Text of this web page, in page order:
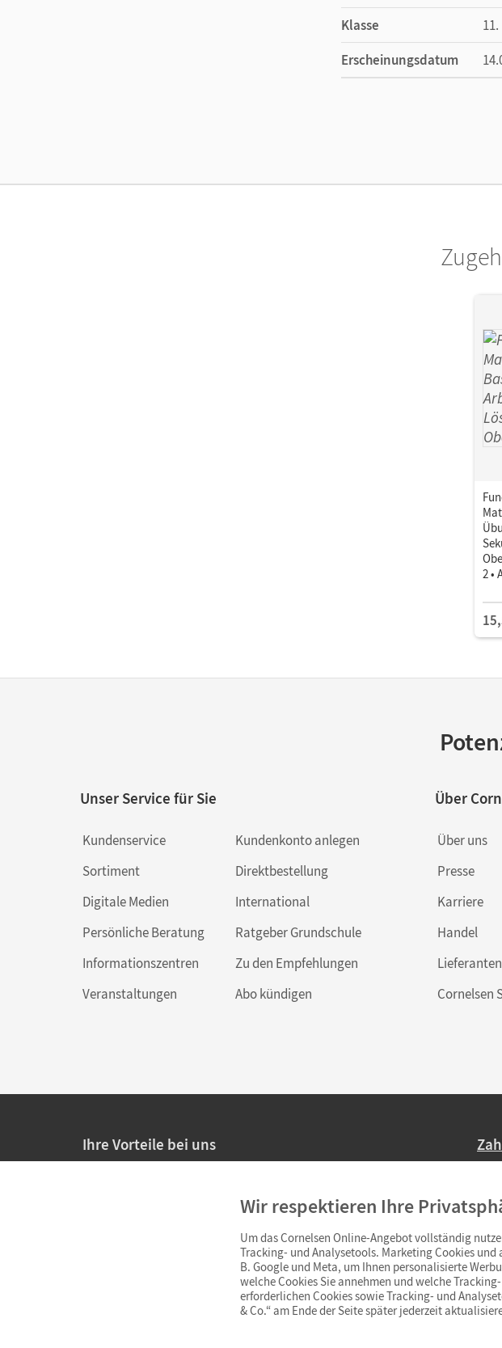
Klasse
Erscheinungsdatum
2 •
Unser Service für Sie
Kundenservice
Sortiment
Digitale Medien
Persönliche Beratung
Informationszentren
Veranstaltungen
Kundenkonto anlegen
Direktbestellung
International
Ratgeber Grundschule
Zu den Empfehlungen
Abo kündigen
Über
Über uns
Presse
Karriere
Handel
Lieferanten
Cornelsen
Ihre Vorteile bei uns
Persönliche Angebote für Lehrkräfte
Sicheres Einkaufen mit SSL-Verschlüsselung
Widerrufsfristvon 4 Wochen
Schnelle und einfache Retourenabwicklung
Ab
Wir respektieren Ihre
Um das Cornelsen Online-Angebot vollständig
Tracking- und Analysetools. Marketing Cookies
B. Google und Meta, um Ihnen personalisierte
welche Cookies Sie annehmen und welche
erforderlichen Cookies sowie Tracking- und
& Co.“ am Ende der Seite später jederzeit